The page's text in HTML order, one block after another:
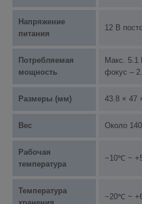
Напряжение
питания
12 В
Потребляемая
мощность
Макс. 5.1
фокус –
Размеры (мм) 43.8 × 47
Вес Около
Рабочая
температура
−10℃ ~
Температура
−20℃ ~